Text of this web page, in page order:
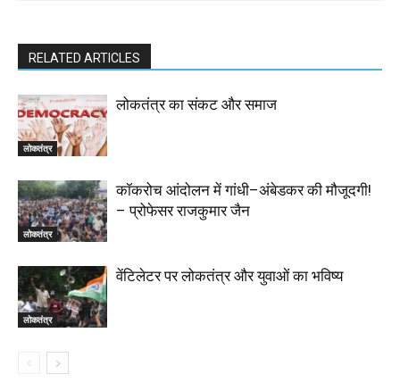
RELATED ARTICLES
लोकतंत्र
लोकतंत्र का संकट और समाज
लोकतंत्र
कॉकरोच आंदोलन में गांधी–अंबेडकर की मौजूदगी!
– प्रोफेसर राजकुमार जैन
लोकतंत्र
वेंटिलेटर पर लोकतंत्र और युवाओं का भविष्य